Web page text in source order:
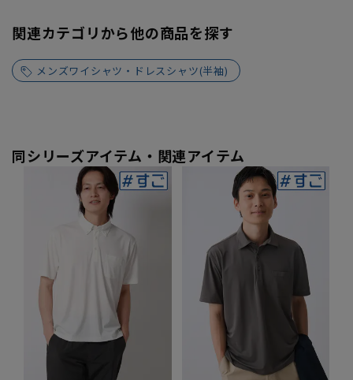
関連カテゴリから他の商品を探す
メンズワイシャツ・ドレスシャツ(半袖)
同シリーズアイテム・関連アイテム